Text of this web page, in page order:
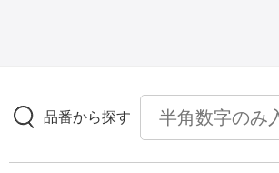
壁紙
品番から探す